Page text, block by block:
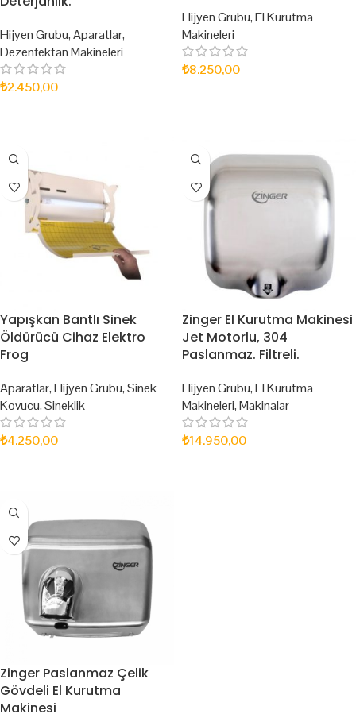
Hijyen Grubu,Aparatlar,
Dezenfektan Makineleri
₺2.450,00
Hijyen Grubu,El Kurutma
Makineleri
₺8.250,00
Yapışkan Bantlı Sinek
Öldürücü Cihaz Elektro
Frog
Aparatlar,Hijyen Grubu,Sinek
Kovucu,Sineklik
₺4.250,00
Zinger El Kurutma Makinesi
Jet Motorlu, 304
Paslanmaz. Filtreli.
Hijyen Grubu,El Kurutma
Makineleri,Makinalar
₺14.950,00
Zinger Paslanmaz Çelik
Gövdeli El Kurutma
Makinesi